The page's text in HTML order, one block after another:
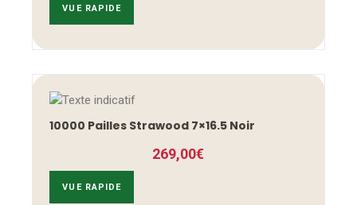
VUE RAPIDE
10000 Pailles Strawood 7×16.5 Noir
269,00€
VUE RAPIDE